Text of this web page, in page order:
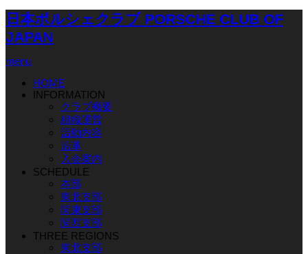
日本ポルシェクラブ PORSCHE CLUB OF
JAPAN
menu
HOME
INFORMATION
クラブ概要
組織運営
活動内容
沿革
入会案内
SCHEDULE
本部
東北支部
関東支部
関西支部
THREE REGIONS
東北支部